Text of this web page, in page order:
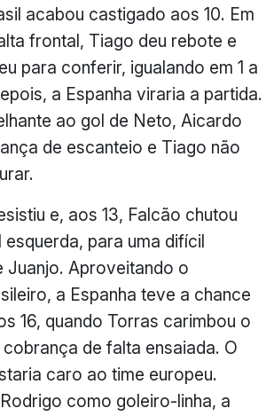
acabou castigado aos 10. Em
frontal, Tiago deu rebote e
para conferir, igualando em 1 a
a Espanha viraria a partida.
ao gol de Neto, Aicardo
de escanteio e Tiago não
e, aos 13, Falcão chutou
para uma difícil
Juanjo. Aproveitando o
a Espanha teve a chance
16, quando Torras carimbou o
de falta ensaiada. O
caro ao time europeu.
como goleiro-linha, a